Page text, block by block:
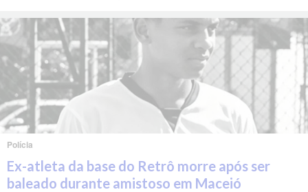
Polícia
Ex-atleta da base do Retrô morre após ser
baleado durante amistoso em Maceió